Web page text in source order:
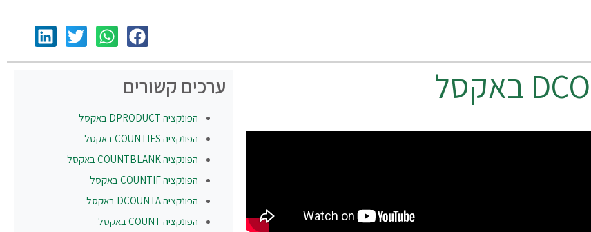
באקסל ערכים קשורים
הפונקציה DPRODUCT באקסל
הפונקציה COUNTIFSבאקסל
הפונקציהCOUNTBLANKבאקסל
הפונקציהCOUNTIFבאקסל
הפונקציהDCOUNTA באקסל
הפונקציה COUNTבאקסל